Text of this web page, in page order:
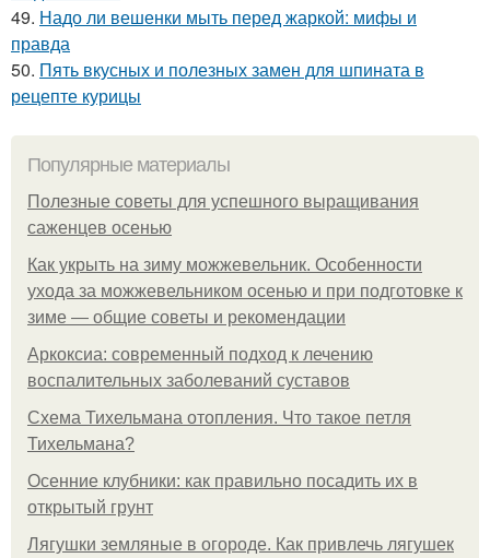
49. Надо ли вешенки мыть перед жаркой: мифы и
правда
50. Пять вкусных и полезных замен для шпината в
рецепте курицы
Популярные материалы
Полезные советы для успешного выращивания
саженцев осенью
Как укрыть на зиму можжевельник. Особенности
ухода за можжевельником осенью и при подготовке к
зиме — общие советы и рекомендации
Аркоксиа: современный подход к лечению
воспалительных заболеваний суставов
Схема Тихельмана отопления. Что такое петля
Тихельмана?
Осенние клубники: как правильно посадить их в
открытый грунт
Лягушки земляные в огороде. Как привлечь лягушек